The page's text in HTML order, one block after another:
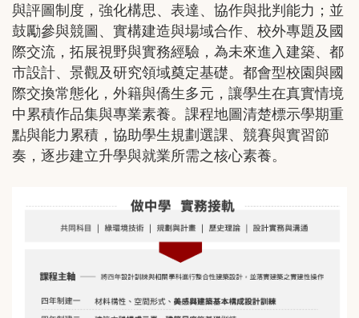
與評圖制度，強化構思、表達、協作與批判能力；並
鼓勵參與競圖、實構建造與場域合作、校外專題及國
際交流，拓展視野與實務經驗，為未來進入建築、都
市設計、景觀及研究領域奠定基礎。都會型校園與國
際交換常態化，外籍與僑生多元，讓學生在真實情境
中累積作品集與專業素養。課程地圖清楚標示學期重
點與能力累積，協助學生規劃選課、競賽與實習節
奏，逐步建立升學與就業所需之核心素養。